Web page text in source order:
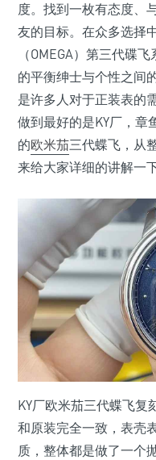
度。找到一枚有态度、
友的目标。在众多选择
（OMEGA）第三代碟
的平衡绅士与个性之间
是许多人对于正装表的
做到最好的是KY厂，章
的欧米茄三代蝶飞，从
来给大家详细的讲解一下
KY厂欧米茄三代蝶飞复
和原装完全一致，表壳
质，整体都是做了一个